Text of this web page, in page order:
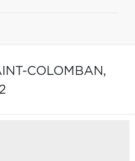
COLOMBAN,